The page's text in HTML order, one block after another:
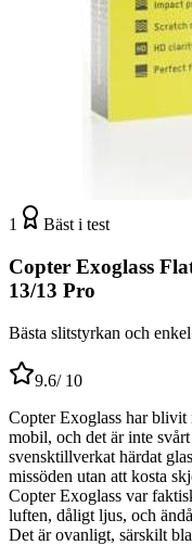
1 Bäst i test
Copter Exoglass
13/13 Pro
Bästa slitstyrkan och
9.6/ 10
Copter Exoglass har blivit
mobil, och det är inte
svensktillverkat härdat
missöden utan att kosta
Copter Exoglass var
luften, dåligt ljus, och
Det är ovanligt, särskilt